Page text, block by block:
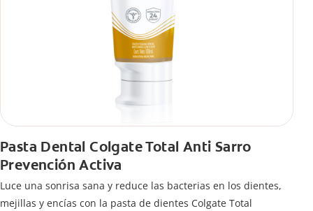
Pasta Dental Colgate Total Anti Sarro
Prevención Activa
Luce una sonrisa sana y reduce las bacterias en los dientes,
mejillas y encías con la pasta de dientes Colgate Total